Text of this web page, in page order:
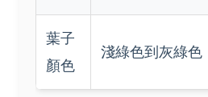
葉子
顏色
淺綠色到灰綠色